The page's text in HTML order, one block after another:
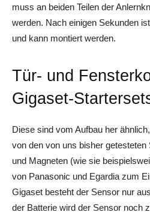
muss an beiden Teilen der
werden. Nach einigen Sekunden
und kann montiert werden.
Tür- und
Gigaset-
Diese sind vom Aufbau her
von den von uns bisher
und Magneten (wie sie
von Panasonic und Egardia zum
Gigaset besteht der Sensor nur
der Batterie wird der Sensor noch